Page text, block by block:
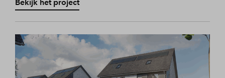
Bekijk het project